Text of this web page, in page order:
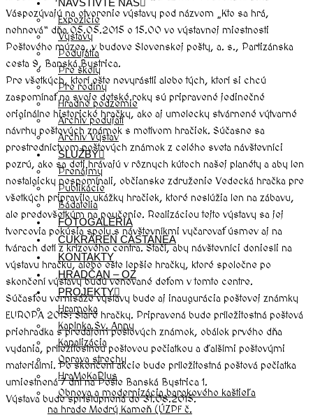
NAVŠTÍVTE NÁS
Expozície
Výstavy
Podujatia
Pre školy
Pre rodiny
Hradné podzemie
Archív podujatí
Archív Výstav
SLUŽBY
Prenájmy
Publikácie
Bádatelia
FOTOGALÉRIA
CUKRÁREŇ CASTANEA
KONTAKTY
HRADČAN – OZ
PROJEKTY
Hramoka
Kaplnka Sv. Anny
Kanalizácia
Oprava strechy
HraMoKaPlus
Obnova a modernizácia barokového kaštieľa
na hrade Modrý Kameň (ÚZPF č.
Váspozývajú na otvorenie výstavy pod názvom „Kto sa hrá,
nehnevá“ dňa 05.05.2015 o 15.00 vo výstavnej miestnosti
Poštového múzea, v budove Slovenskej pošty, a. s., Partizánska
cesta 9, Banská Bystrica.
Pre všetkých, ktorí ešte nevyrástli alebo tých, ktorí si chcú
zaspomínať na svoje detské roky sú pripravené jedinečné
originálne historické hračky, ako aj umelecky stvárnené výtvarné
návrhy poštových známok s motívom hračiek. Súčasne sa
prostredníctvom poštových známok z celého sveta návštevníci
pozrú, ako sa deti hrávajú v rôznych kútoch našej planéty a aby len
nostalgicky nespomínali, občianske združenie Vedecká hračka pre
všetkých pripravilo ukážky hračiek, ktoré neslúžia len na zábavu,
ale predovšetkým na poučenie. Realizáciou tejto výstavy sa jej
tvorcovia pokúsia spolu s návštevníkmi vyčarovať úsmev aj na
tvárach detí z krízového centra. Stačí, aby návštevníci doniesli na
výstavu hračku, alebo ešte lepšie hračky, ktoré spoločne po
skončení výstavy budú venované deťom v tomto centre.
Súčasťou vernisáže výstavy bude aj inaugurácia poštovej známky
EUROPA 2015: Staré hračky. Pripravená bude príležitostná poštová
priehradka s predajom poštových známok, obálok prvého dňa
vydania, príležitostnou poštovou pečiatkou a ďalšími poštovými
materiálmi. Po skončení akcie bude príležitostná poštová pečiatka
umiestnená 7 dní na Pošte Banská Bystrica 1.
Výstava bude sprístupnená do 31.08.2015.